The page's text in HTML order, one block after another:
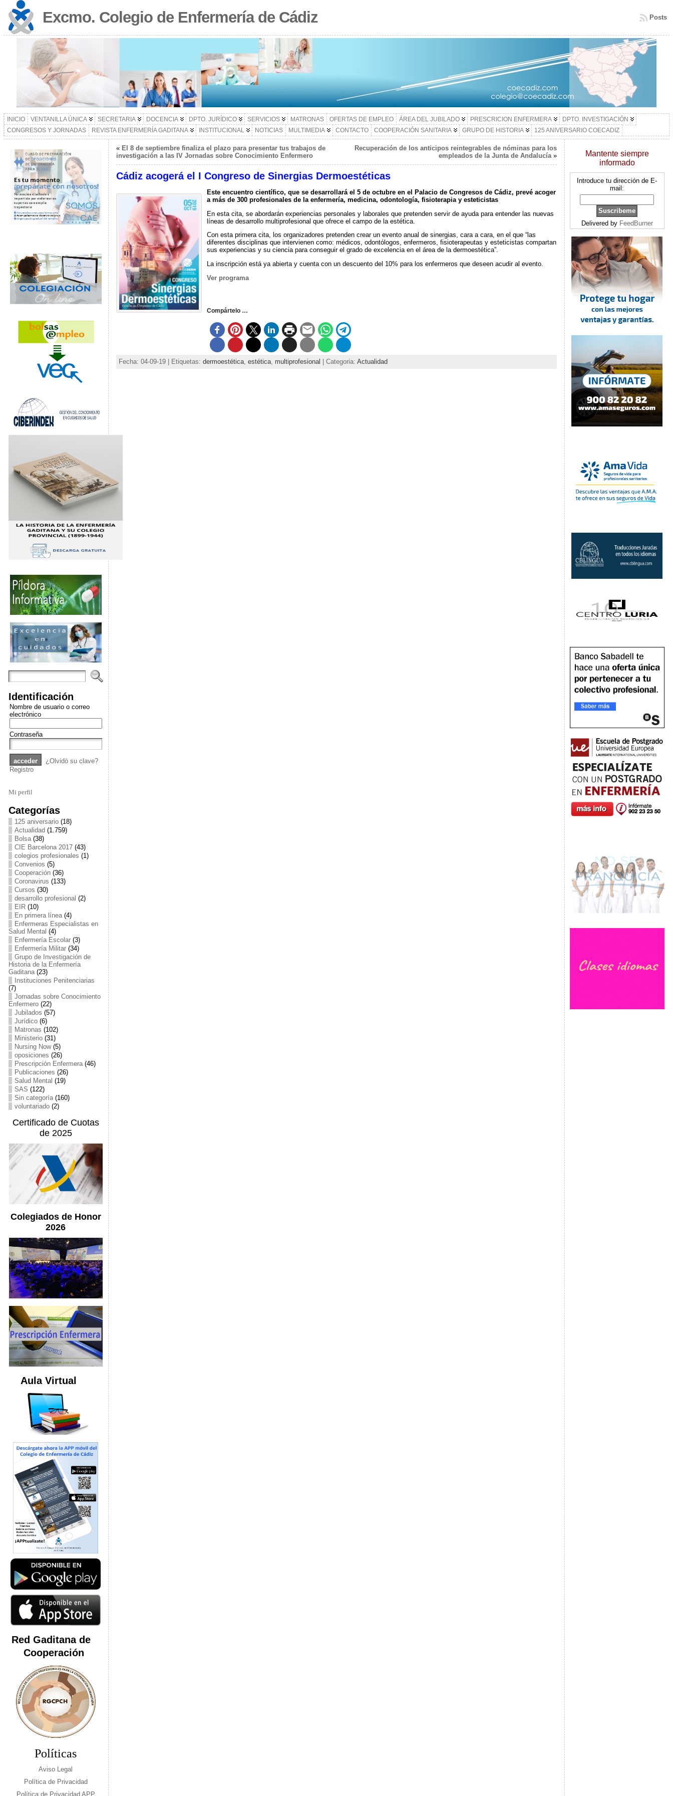
Excmo. Colegio de Enfermería de Cádiz Posts
INICIO VENTANILLA ÚNICA SECRETARIA DOCENCIA DPTO. JURÍDICO SERVICIOS MATRONAS OFERTAS DE EMPLEO ÁREA DEL JUBILADO PRESCRICION ENFERMERA
DPTO. INVESTIGACIÓN
CONGRESOS Y JORNADAS
REVISTA ENFERMERÍA GADITANA INSTITUCIONAL NOTICIAS MULTIMEDIA CONTACTO COOPERACIÓN SANITARIA GRUPO DE HISTORIA 125 ANIVERSARIO COECADIZ
Identificación
Nombre de usuario o correo
electrónico
Contraseña
¿Olvidó su clave?
Registro
Mi perfil
Categorías
125 aniversario(18)
Actualidad (1.759)
Bolsa(38)
CIE Barcelona 2017(43)
colegios profesionales (1)
Convenios (5)
Cooperación(36)
Coronavirus (133)
Cursos (30)
desarrollo profesional (2)
EIR(10)
En primera línea(4)
Enfermeras Especialistas en
Salud Mental (4)
Enfermería Escolar(3)
Enfermería Militar(34)
Grupo de Investigación de
Historia de la Enfermería
Gaditana(23)
Instituciones Penitenciarias
(7)
Jornadas sobre Conocimiento
Enfermero(22)
Jubilados (57)
Jurídico(6)
Matronas (102)
Ministerio(31)
Nursing Now(5)
oposiciones (26)
Prescripción Enfermera(46)
Publicaciones (26)
Salud Mental (19)
SAS (122)
Sin categoría(160)
voluntariado(2)
Certificado de Cuotas
de 2025
Colegiados de Honor
2026
Aula Virtual
Red Gaditana de
Cooperación
Políticas
Aviso Legal
Política de Privacidad
Política de Privacidad APP
« El 8 de septiembre finaliza el plazo para presentar tus trabajos de
investigación a las IV Jornadas sobre Conocimiento Enfermero
Recuperación de los anticipos reintegrables de nóminas para los
empleados de la Junta de Andalucía»
Cádiz acogerá el I Congreso de Sinergias Dermoestéticas
Este encuentro científico, que se desarrollará el 5 de octubre en el Palacio de Congresos de Cádiz, prevé acoger
a más de 300 profesionales de la enfermería, medicina, odontología, fisioterapia y esteticistas
En esta cita, se abordarán experiencias personales y laborales que pretenden servir de ayuda para entender las nuevas
líneas de desarrollo multiprofesional que ofrece el campo de la estética.
Con esta primera cita, los organizadores pretenden crear un evento anual de sinergias, cara a cara, en el que “las
diferentes disciplinas que intervienen como: médicos, odontólogos, enfermeros, fisioterapeutas y esteticistas compartan
sus experiencias y su ciencia para conseguir el grado de excelencia en el área de la dermoestética”.
La inscripción está ya abierta y cuenta con un descuento del 10% para los enfermeros que deseen acudir al evento.
Ver programa
Compártelo …
Fecha: 04-09-19 | Etiquetas: dermoestética, estética, multiprofesional | Categoria: Actualidad
Mantente siempre
informado
Introduce tu dirección de E-
mail:
Delivered by FeedBurner